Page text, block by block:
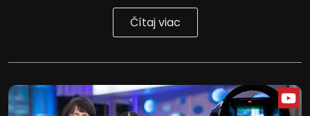
Čítaj viac